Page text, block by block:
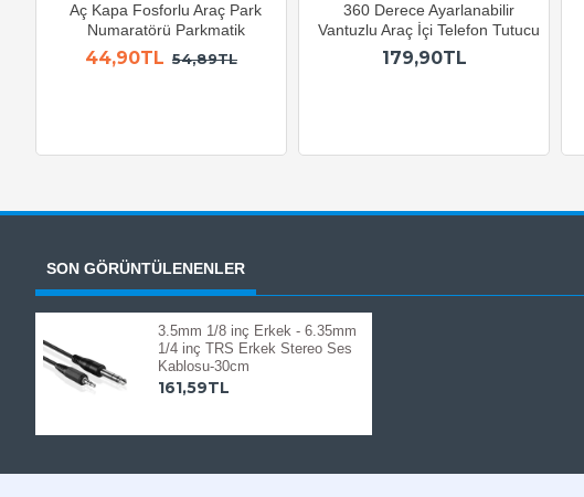
Aç Kapa Fosforlu Araç Park
Numaratörü Parkmatik
44,90TL 54,89TL
360 Derece Ayarlanabilir
Vantuzlu Araç İçi Telefon Tutucu
179,90TL
SON GÖRÜNTÜLENENLER
3.5mm 1/8 inç Erkek - 6.35mm
1/4 inç TRS Erkek Stereo Ses
Kablosu-30cm
161,59TL